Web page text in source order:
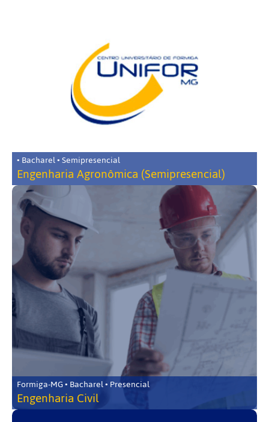
• Bacharel • Semipresencial
Engenharia Agronômica (Semipresencial)
Formiga-MG • Bacharel • Presencial
Engenharia Civil